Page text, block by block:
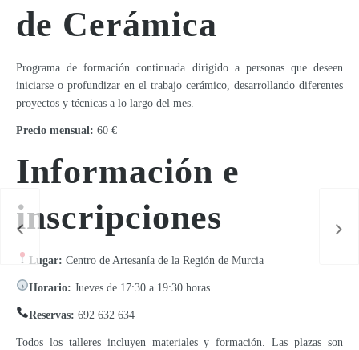
de Cerámica
Programa de formación continuada dirigido a personas que deseen
iniciarse o profundizar en el trabajo cerámico, desarrollando diferentes
proyectos y técnicas a lo largo del mes.
Precio mensual: 60 €
Información e
inscripciones
Lugar: Centro de Artesanía de la Región de Murcia
Horario: Jueves de 17:30 a 19:30 horas
Reservas: 692 632 634
Todos los talleres incluyen materiales y formación. Las plazas son